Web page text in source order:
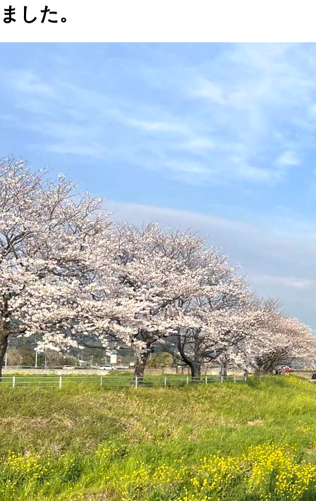
ました。